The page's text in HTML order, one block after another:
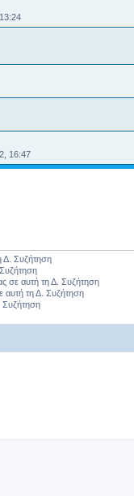
16:47
Δ. Συζήτηση
σε αυτή τη Δ. Συζήτηση
αυτή τη Δ. Συζήτηση
Συζήτηση